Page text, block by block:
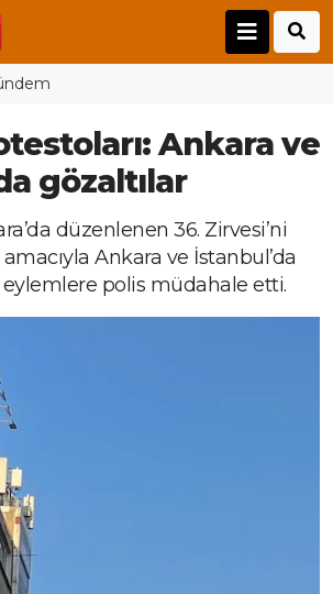
Ankara ve
gözaltılar
düzenlenen 36. Zirvesi’ni
Ankara ve İstanbul’da
polis müdahale etti.